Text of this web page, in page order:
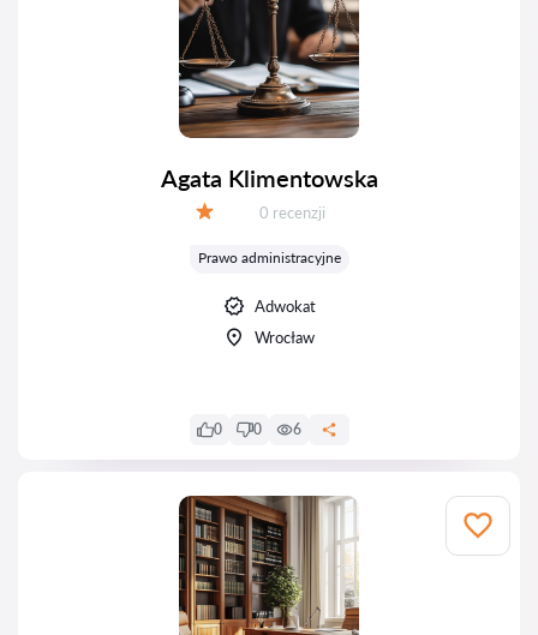
Agata Klimentowska
Recenzji:
0 recenzji
Prawo administracyjne
Adwokat
Wrocław
0 0 6